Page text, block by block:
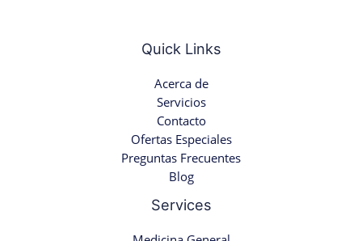
Quick Links
Acerca de
Servicios
Contacto
Ofertas Especiales
Preguntas Frecuentes
Blog
Services